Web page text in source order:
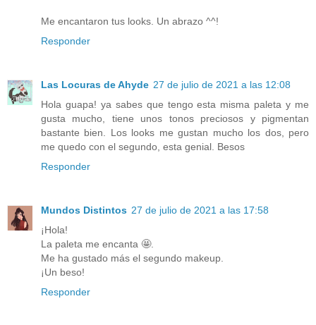
Me encantaron tus looks. Un abrazo ^^!
Responder
Las Locuras de Ahyde 27 de julio de 2021 a las 12:08
Hola guapa! ya sabes que tengo esta misma paleta y me
gusta mucho, tiene unos tonos preciosos y pigmentan
bastante bien. Los looks me gustan mucho los dos, pero
me quedo con el segundo, esta genial. Besos
Responder
Mundos Distintos 27 de julio de 2021 a las 17:58
¡Hola!
La paleta me encanta 🤩.
Me ha gustado más el segundo makeup.
¡Un beso!
Responder